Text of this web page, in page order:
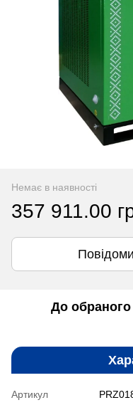
Немає в наявності
357 911.00
До обраного
Артикул